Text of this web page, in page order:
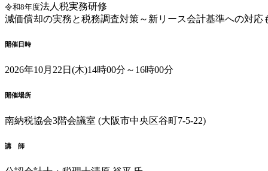
令和8年度法人税実務研修
減価償却の実務と税務調査対策～新リース会計基準への対応
開催日時
2026年10月22日(木)14時00分～16時00分
開催場所
南納税協会3階会議室 (大阪市中央区谷町7-5-22)
講 師